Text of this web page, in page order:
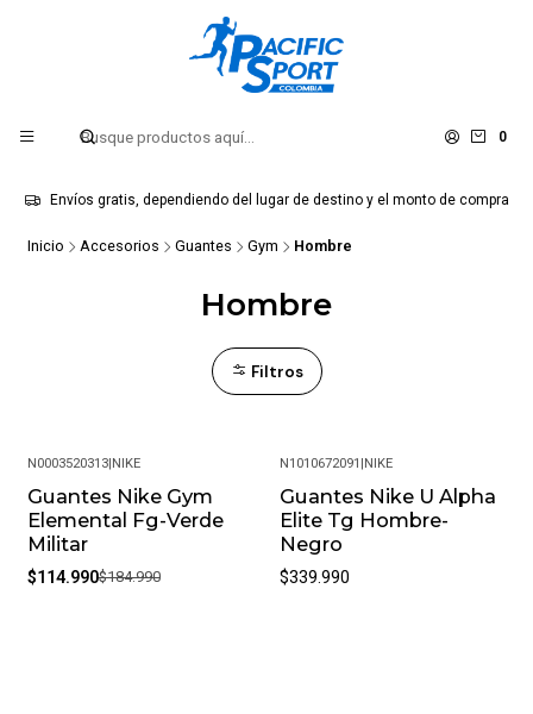
0
Envíos gratis, dependiendo del lugar de destino y el monto de compra
Inicio Accesorios Guantes Gym Hombre
Hombre
Filtros
-38%
N0003520313| NIKE
Guantes Nike Gym
Elemental Fg-Verde
Militar
$114.990$184.990
N1010672091 NIKE
Guantes Nike U Alpha
Elite Tg Hombre-
Negro
$339.990